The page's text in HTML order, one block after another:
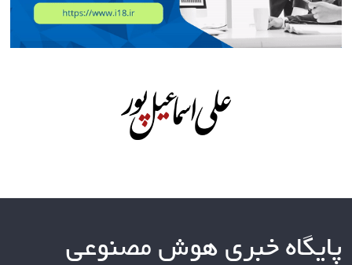
پایگاه خبری هوش مصنوعی